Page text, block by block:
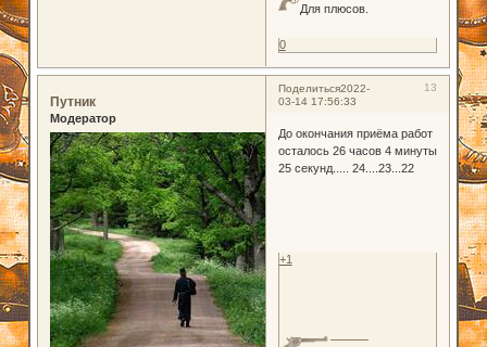
Для плюсов.
0
Поделиться 13
2022-
03-14 17:56:33
Путник
Модератор
До окончания приёма работ
осталось 26 часов 4 минуты
25 секунд..... 24....23...22
+1